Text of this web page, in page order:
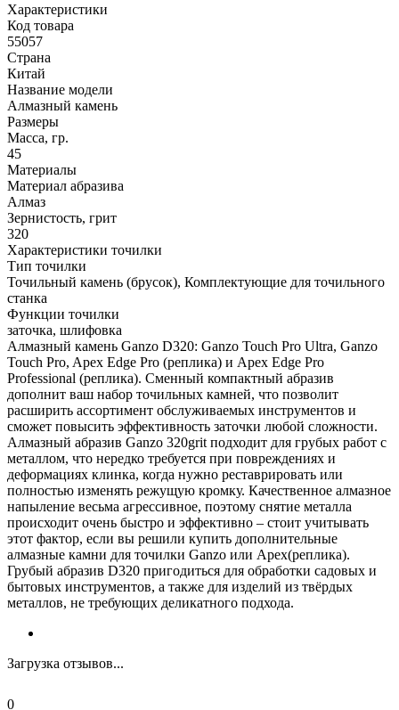
Характеристики
Код товара
55057
Страна
Китай
Название модели
Алмазный камень
Размеры
Масса, гр.
45
Материалы
Материал абразива
Алмаз
Зернистость, грит
320
Характеристики точилки
Тип точилки
Точильный камень (брусок), Комплектующие для точильного
станка
Функции точилки
заточка, шлифовка
Алмазный камень Ganzo D320: Ganzo Touch Pro Ultra, Ganzo
Touch Pro, Apex Edge Pro (реплика) и Apex Edge Pro
Professional (реплика). Сменный компактный абразив
дополнит ваш набор точильных камней, что позволит
расширить ассортимент обслуживаемых инструментов и
сможет повысить эффективность заточки любой сложности.
Алмазный абразив Ganzo 320grit подходит для грубых работ с
металлом, что нередко требуется при повреждениях и
деформациях клинка, когда нужно реставрировать или
полностью изменять режущую кромку. Качественное алмазное
напыление весьма агрессивное, поэтому снятие металла
происходит очень быстро и эффективно – стоит учитывать
этот фактор, если вы решили купить дополнительные
алмазные камни для точилки Ganzo или Apex(реплика).
Грубый абразив D320 пригодиться для обработки садовых и
бытовых инструментов, а также для изделий из твёрдых
металлов, не требующих деликатного подхода.
Загрузка отзывов...
0